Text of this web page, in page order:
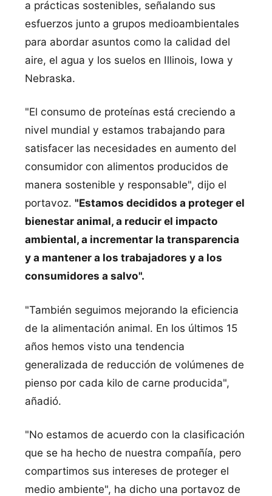
a prácticas sostenibles, señalando sus
esfuerzos junto a grupos medioambientales
para abordar asuntos como la calidad del
aire, el agua y los suelos en Illinois, Iowa y
Nebraska.
"El consumo de proteínas está creciendo a
nivel mundial y estamos trabajando para
satisfacer las necesidades en aumento del
consumidor con alimentos producidos de
manera sostenible y responsable", dijo el
portavoz. "Estamos decididos a proteger el
bienestar animal, a reducir el impacto
ambiental, a incrementar la transparencia
y a mantener a los trabajadores y a los
consumidores a salvo".
"También seguimos mejorando la eficiencia
de la alimentación animal. En los últimos 15
años hemos visto una tendencia
generalizada de reducción de volúmenes de
pienso por cada kilo de carne producida",
añadió.
"No estamos de acuerdo con la clasificación
que se ha hecho de nuestra compañía, pero
compartimos sus intereses de proteger el
medio ambiente", ha dicho una portavoz de